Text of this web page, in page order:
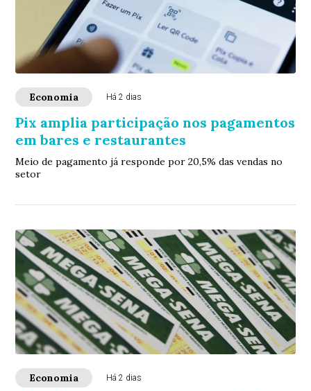
Economia Há 2 dias
Pix amplia participação nos pagamentos
em bares e restaurantes
Meio de pagamento já responde por 20,5% das vendas no
setor
Economia Há 2 dias